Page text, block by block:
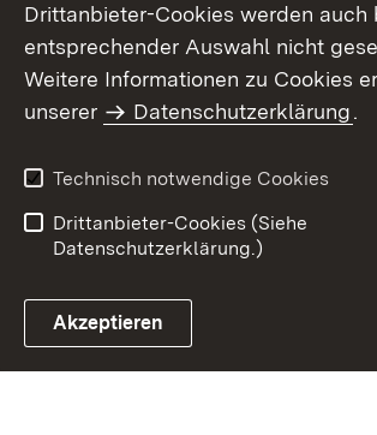
Benutzungshinweise
Erklärung zur
Drittanbieter-Cookies werden auch
entsprechender Auswahl nicht
Weitere Informationen zu Cookies
unserer
Datenschutzerklärung.
Technisch notwendige Cookies
Drittanbieter-Cookies (Siehe
Datenschutzerklärung.)
Akzeptieren